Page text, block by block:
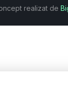
realizat de